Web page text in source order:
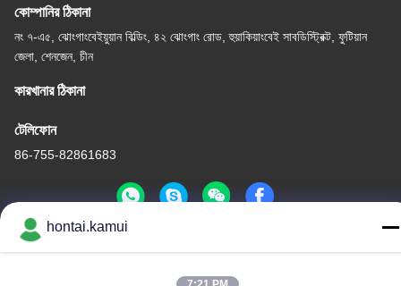
কোম্পানির ঠিকানা
নং ৭-এ৫, ঝোংগাংবেইয়ুয়ান বিল্ডিং, ৪২ ঝোংগাং রোড, হুয়াকিয়াংবেই সাবডিস্ট্রিক্ট, ফুটিয়ান
জেলা, শেনজেন, চীন
কারখানার ঠিকানা
টেলিফোন
86-755-82861683
ELECTRONIC TECHNOLOGY (HK) LIMITED . সব সত্ত্বসংরক্ষিত
hontai.kamui